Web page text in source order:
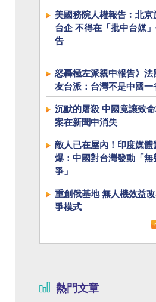
美國務院人權報告︰北京
台企 不得在「批中台媒
告
怒轟極左派親中報告》法
友台派：台灣不是中國一
沉默的屠殺 中國竟讓致
案在新聞中消失
敵人已在屋內！印度媒體
爆：中國對台灣發動「無
爭」
重創俄基地 無人機效益
爭模式
熱門文章